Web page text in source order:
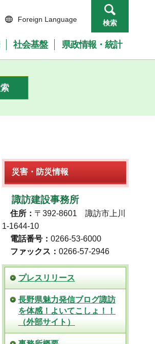
Foreign Language 検索
社会基盤 県政情報・統計
災害・防災情報
諏訪建設事務所
住所： 〒392-8601 諏訪市上川
1-1644-10
電話番号： 0266-53-6000
ファックス： 0266-57-2946
プレスリリース
長野県魅力発信ブログ諏訪
を体感！よいてこしょ！！
（外部サイト）